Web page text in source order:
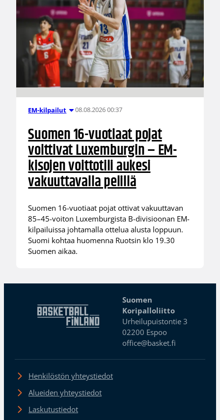
EM-kilpailut 08.08.2026 00:37
Suomen 16-vuotiaat pojat
voittivat Luxemburgin – EM-
kisojen voittotili aukesi
vakuuttavalla pelillä
Suomen 16-vuotiaat pojat ottivat vakuuttavan
85–45-voiton Luxemburgista B-divisioonan EM-
kilpailuissa johtamalla ottelua alusta loppuun.
Suomi kohtaa huomenna Ruotsin klo 19.30
Suomen aikaa.
Suomen
Koripalloliitto
Urheilupuistontie 3
02200 Espoo
office@basket.fi
Henkilöstön yhteystiedot
Alueiden yhteystiedot
Laskutustiedot